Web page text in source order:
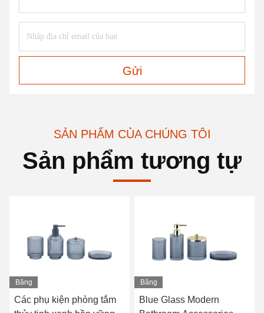
Gửi
SẢN PHẨM CỦA CHÚNG TÔI
Sản phẩm tương tự
Băng
hình
Blue Glass Modern
Các phụ kiện nhà vệ sinh